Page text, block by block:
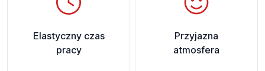
Elastyczny czas
pracy
Przyjazna
atmosfera